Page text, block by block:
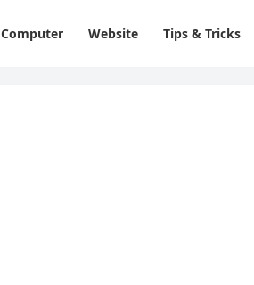
Computer Website Tips & Tricks